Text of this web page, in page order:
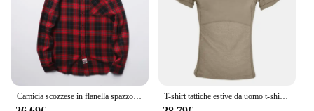
Camicia scozzese in flanella spazzolata di cotone da uomo Manica lunga Top rossi All'aperto Campeggio Trekking Arrampicata Sport Casual Autunno Inverno Nuovo T-shirt tattiche estive da uomo t-shirt Softair da combattimento elastico arrampicata manica corta escursionismo camicie Softair Paintball Hunt Camping